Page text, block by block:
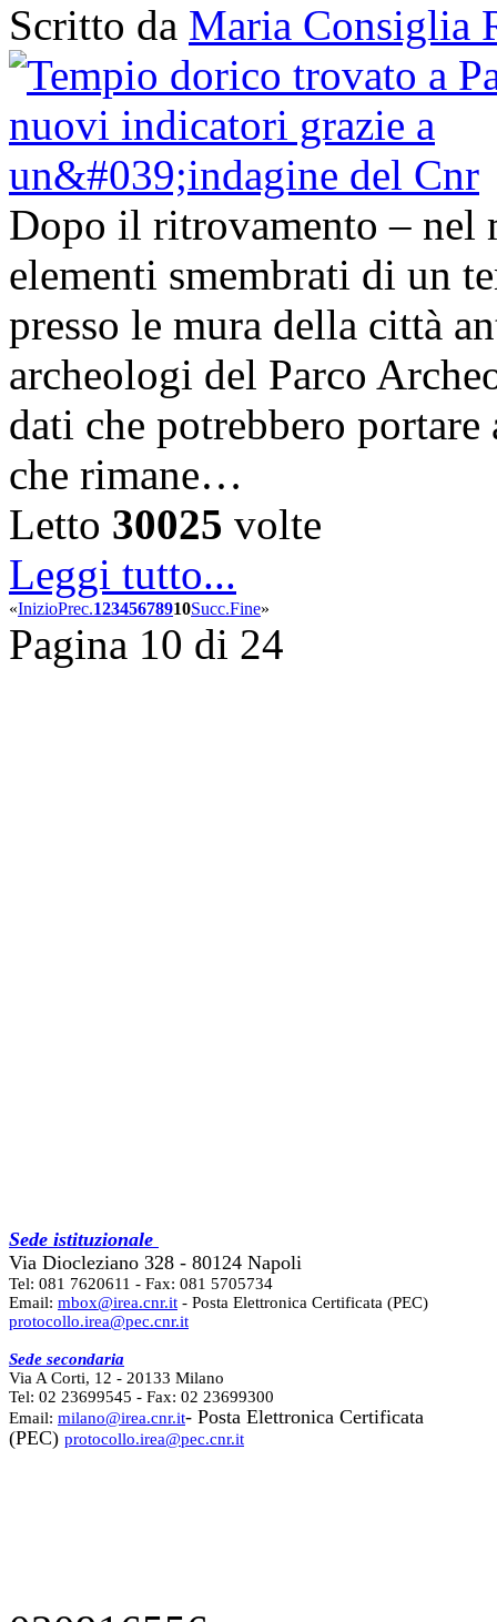
Scritto da Maria Consiglia
Dopo il ritrovamento – nel
elementi smembrati di un
presso le mura della città
archeologi del Parco
dati che potrebbero
che rimane…
Letto 30025 volte
Leggi tutto...
«InizioPrec.12345678910Succ.Fine»
Pagina 10 di 24
Sede istituzionale
Via Diocleziano 328 - 80124 Napoli
Tel: 081 7620611 - Fax: 081 5705734
Email: mbox@irea.cnr.it - Posta Elettronica Certificata (PEC)
protocollo.irea@pec.cnr.it
Sede secondaria
Via A Corti, 12 - 20133 Milano
Tel: 02 23699545 - Fax: 02 23699300
Email: milano@irea.cnr.it- Posta Elettronica Certificata
(PEC) protocollo.irea@pec.cnr.it